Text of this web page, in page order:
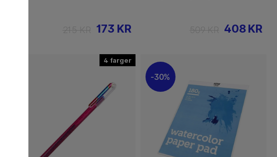
173 KR 408 KR
4
30%